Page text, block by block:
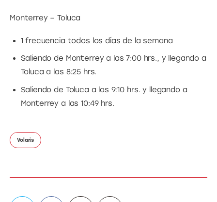
Monterrey – Toluca
1 frecuencia todos los días de la semana
Saliendo de Monterrey a las 7:00 hrs., y llegando a
Toluca a las 8:25 hrs.
Saliendo de Toluca a las 9:10 hrs. y llegando a
Monterrey a las 10:49 hrs.
Volaris